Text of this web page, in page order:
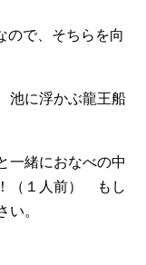
ので、そちらを向
池に浮かぶ龍王船
一緒におなべの中
（１人前） もし
い。